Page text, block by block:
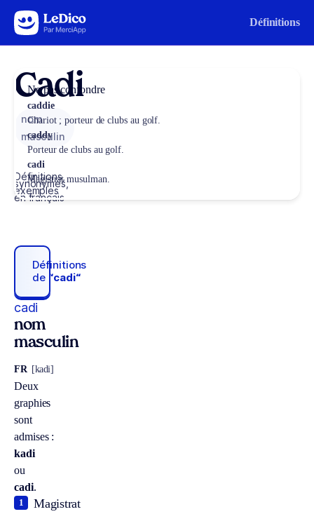
Aller au contenu Définitions
Cadi
nom
masculin
Définitions,
synonymes,
exemples
en français
Définitions
de “cadi“
cadi
nom
masculin
FR [kadi]
Deux
graphies
sont
admises :
kadi
ou
cadi.
Magistrat
1
Ne pas confondre
caddie
Chariot ; porteur de clubs au golf.
caddy
Porteur de clubs au golf.
cadi
Magistrat musulman.